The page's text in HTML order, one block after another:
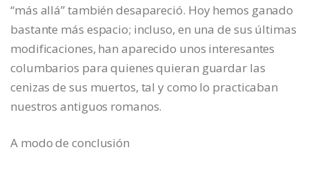
“más allá” también desapareció. Hoy hemos ganado
bastante más espacio; incluso, en una de sus últimas
modificaciones, han aparecido unos interesantes
columbarios para quienes quieran guardar las
cenizas de sus muertos, tal y como lo practicaban
nuestros antiguos romanos.
A modo de conclusión